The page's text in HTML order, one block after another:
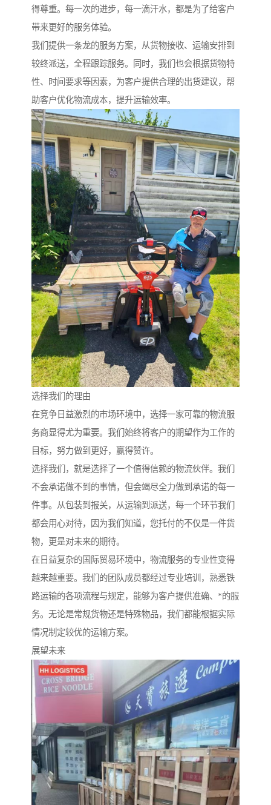
得尊重。每一次的进步，每一滴汗水，都是为了给客户
带来更好的服务体验。
我们提供一条龙的服务方案，从货物接收、运输安排到
较终派送，全程跟踪服务。同时，我们也会根据货物特
性、时间要求等因素，为客户提供合理的出货建议，帮
助客户优化物流成本，提升运输效率。
选择我们的理由
在竞争日益激烈的市场环境中，选择一家可靠的物流服
务商显得尤为重要。我们始终将客户的期望作为工作的
目标，努力做到更好，赢得赞许。
选择我们，就是选择了一个值得信赖的物流伙伴。我们
不会承诺做不到的事情，但会竭尽全力做到承诺的每一
件事。从包装到报关，从运输到派送，每一个环节我们
都会用心对待，因为我们知道，您托付的不仅是一件货
物，更是对未来的期待。
在日益复杂的国际贸易环境中，物流服务的专业性变得
越来越重要。我们的团队成员都经过专业培训，熟悉铁
路运输的各项流程与规定，能够为客户提供准确、*的服
务。无论是常规货物还是特殊物品，我们都能根据实际
情况制定较优的运输方案。
展望未来